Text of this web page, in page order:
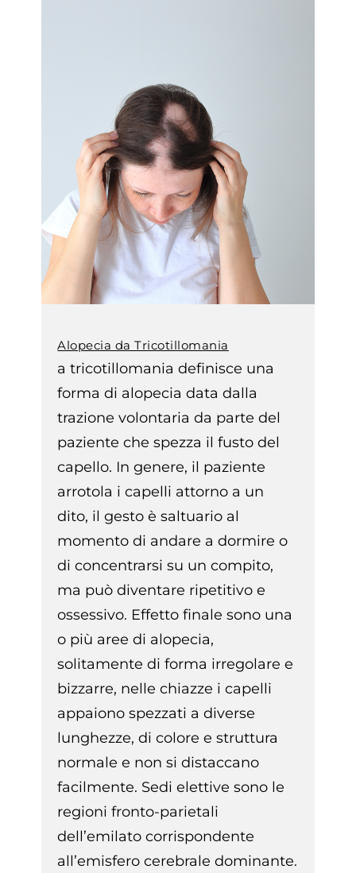
Alopecia da Tricotillomania
a tricotillomania definisce una
forma di alopecia data dalla
trazione volontaria da parte del
paziente che spezza il fusto del
capello. In genere, il paziente
arrotola i capelli attorno a un
dito, il gesto è saltuario al
momento di andare a dormire o
di concentrarsi su un compito,
ma può diventare ripetitivo e
ossessivo. Effetto finale sono una
o più aree di alopecia,
solitamente di forma irregolare e
bizzarre, nelle chiazze i capelli
appaiono spezzati a diverse
lunghezze, di colore e struttura
normale e non si distaccano
facilmente. Sedi elettive sono le
regioni fronto-parietali
dell’emilato corrispondente
all’emisfero cerebrale dominante.